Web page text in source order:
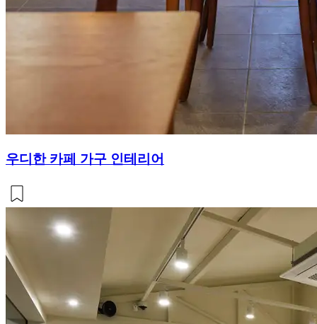
우디한 카페 가구 인테리어